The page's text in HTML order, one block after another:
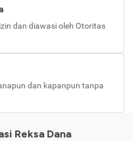
dan diawasi oleh Otoritas
dan kapanpun tanpa
Reksa Dana